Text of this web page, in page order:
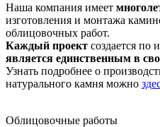
Наша компания имеет
изготовления и монтажа
облицовочных работ.
Каждый проект создается по
является единственным в
Узнать подробнее о
натурального камня можно
Облицовочные работы